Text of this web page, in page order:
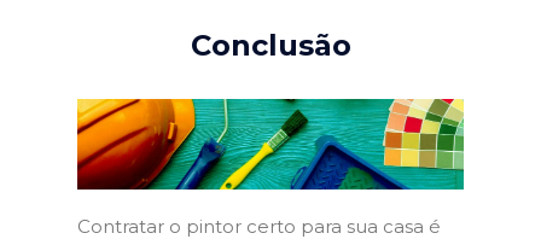
Conclusão
Contratar o pintor certo para sua casa é